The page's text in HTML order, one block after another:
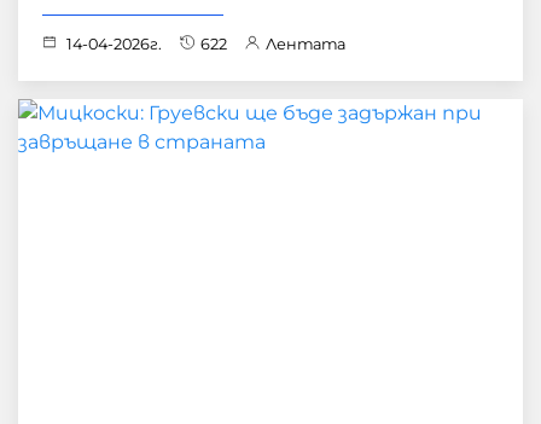
14-04-2026г. 622 Лентата